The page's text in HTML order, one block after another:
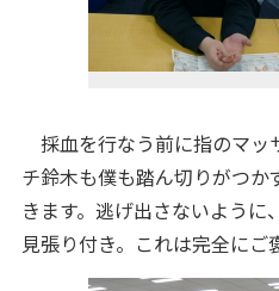
採血を行なう前に指のマッ
チ鈴木も僕も踏ん切りがつ
きます。逃げ出さないように
見張り付き。これは完全にご